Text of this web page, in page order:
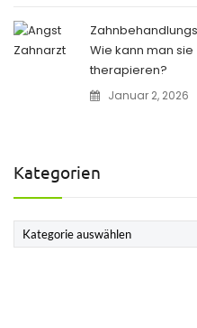
Wie kann man sie
therapieren?
Januar 2, 2026
Kategorien
Kategorien